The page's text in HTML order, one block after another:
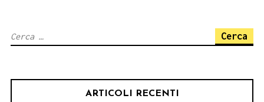
Ricerca
ARTICOLI RECENTI